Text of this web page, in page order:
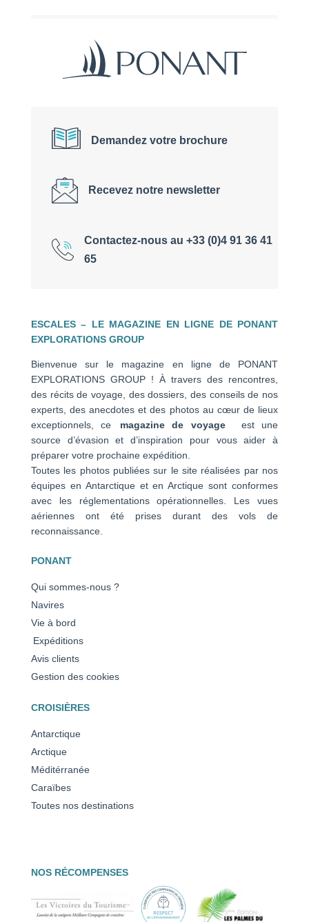
Demandez votre brochure
Recevez notre newsletter
Contactez-nous au +33 (0)4 91 36 41
65
ESCALES – LE MAGAZINE EN LIGNE DE PONANT
EXPLORATIONS GROUP
Bienvenue sur le magazine en ligne de PONANT
EXPLORATIONS GROUP ! À travers des rencontres,
des récits de voyage, des dossiers, des conseils de nos
experts, des anecdotes et des photos au cœur de lieux
exceptionnels, ce magazine de voyage
est une
source d’évasion et d’inspiration pour vous aider à
préparer votre prochaine expédition.
Toutes les photos publiées sur le site réalisées par nos
équipes en Antarctique et en Arctique sont conformes
avec les réglementations opérationnelles. Les vues
aériennes ont été prises durant des vols de
reconnaissance.
PONANT
Qui sommes-nous ?
Navires
Vie à bord
Expéditions
Avis clients
Gestion des cookies
CROISIÈRES
Antarctique
Arctique
Méditérranée
Caraïbes
Toutes nos destinations
NOS RÉCOMPENSES